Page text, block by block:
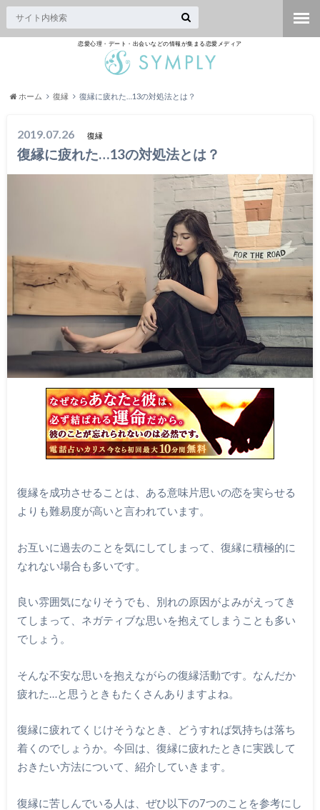
恋愛心理・デート・出会いなどの情報が集まる恋愛メディア
ホーム 復縁 復縁に疲れた…13の対処法とは？
2019.07.26 復縁
復縁に疲れた…13の対処法とは？
復縁を成功させることは、ある意味片思いの恋を実らせる
よりも難易度が高いと言われています。
お互いに過去のことを気にしてしまって、復縁に積極的に
なれない場合も多いです。
良い雰囲気になりそうでも、別れの原因がよみがえってき
てしまって、ネガティブな思いを抱えてしまうことも多い
でしょう。
そんな不安な思いを抱えながらの復縁活動です。なんだか
疲れた…と思うときもたくさんありますよね。
復縁に疲れてくじけそうなとき、どうすれば気持ちは落ち
着くのでしょうか。今回は、復縁に疲れたときに実践して
おきたい方法について、紹介していきます。
復縁に苦しんでいる人は、ぜひ以下の7つのことを参考にし